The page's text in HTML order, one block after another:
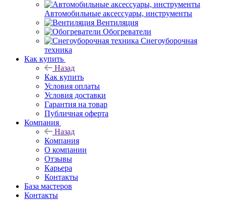
Автомобильные аксессуары, инструменты
Вентиляция
Обогреватели
Снегоуборочная
техника
Как купить
Назад
Как купить
Условия оплаты
Условия доставки
Гарантия на товар
Публичная оферта
Компания
Назад
Компания
О компании
Отзывы
Карьера
Контакты
База мастеров
Контакты